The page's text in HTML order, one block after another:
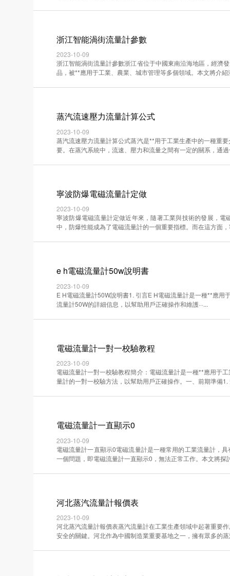
浙江智能渦街流量計參數
2023-10-09
浙江智能渦街流量計參數浙江省位于中國東南沿海地區，經濟
品，被**應用于工業、農業、城市管理等多個領域。本文將介紹
蒸汽流速壓力流量計算公式
2023-10-09
蒸汽流速壓力流量計算公式蒸汽是**用于工業生產中的一種重
要。在蒸汽系統中，流速、壓力和流量之間有一定的關系，通過
寧波防爆電磁流量計定做
2023-10-09
寧波防爆電磁流量計定做近年來，隨著工業與技術的發展，
中，防爆性能成為了電磁流量計的一個重要指標。而在這方面，
e h電磁流量計50w說明書
2023-10-09
E H電磁流量計50W說明書1. 引言E H電磁流量計是一種**應
流量計50W的詳細信息，以幫助用戶正確操作和維護···...
電磁流量計一對一校驗教程
2023-10-09
電磁流量計一對一校驗教程簡介：電磁流量計是一種**應用于
量計的一對一校驗方法，以幫助用戶正確操作。一、前期準備1.
電磁流量計一直顯示0
2023-10-09
電磁流量計一直顯示0電磁流量計是一種常用的工業流量計，
一個問題，即電磁流量計一直顯示0，無法正常工作。本文將探討
河北蒸汽流量計報價表
2023-10-09
河北蒸汽流量計報價表蒸汽流量計在工業生產領域中起著重要
安全的關鍵。河北作為中國制造業重要基地之一，擁有眾多的蒸